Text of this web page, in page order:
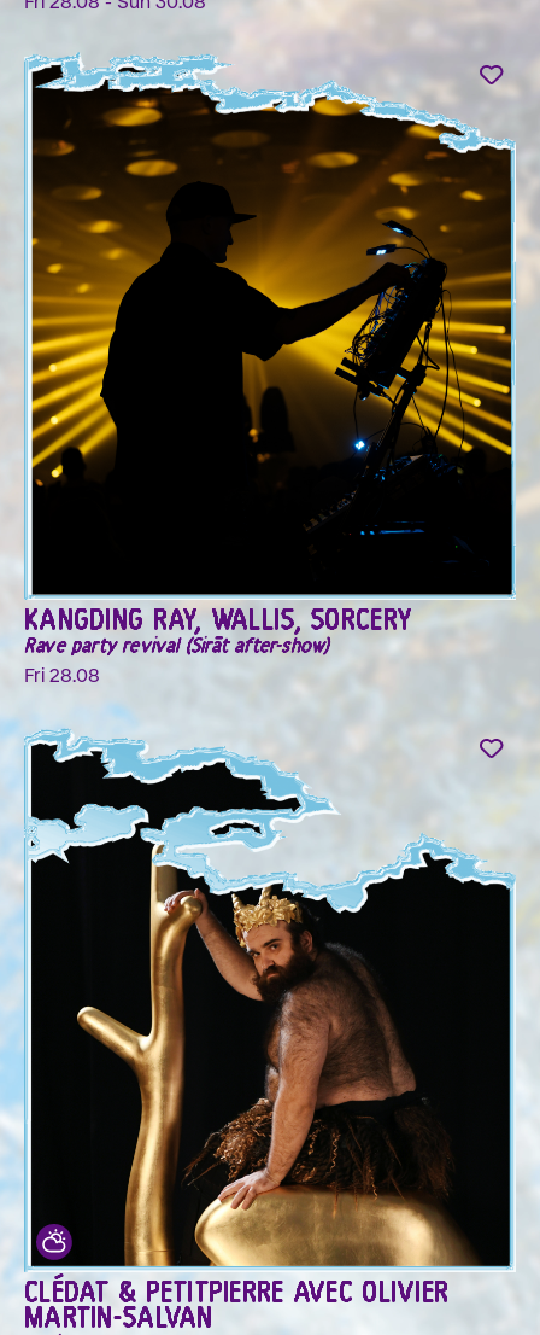
KANGDING RAY, WALLIS, SORCERY
Rave party revival (Sirāt after-show)
Fri 28.08
CLÉDAT & PETITPIERRE AVEC OLIVIER
MARTIN-SALVAN